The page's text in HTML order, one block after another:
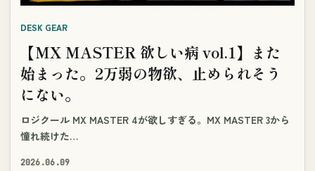
DESK GEAR
【MX MASTER 欲しい病 vol.1】また
始まった。2万弱の物欲、止められそう
にない。
ロジクール MX MASTER 4が欲しすぎる。MX MASTER 3から
憧れ続けた…
2026.06.09